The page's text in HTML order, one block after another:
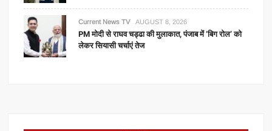
Current News TV AUGUST 8, 2026
PM मोदी से राघव चड्ढा की मुलाकात, पंजाब में ‘बिग रोल’ को
लेकर सियासी चर्चाएं तेज